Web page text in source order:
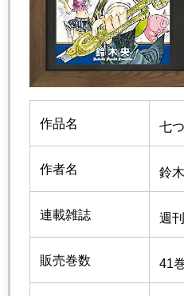
作品名 七
作者名 鈴
連載雑誌 週
販売巻数 41